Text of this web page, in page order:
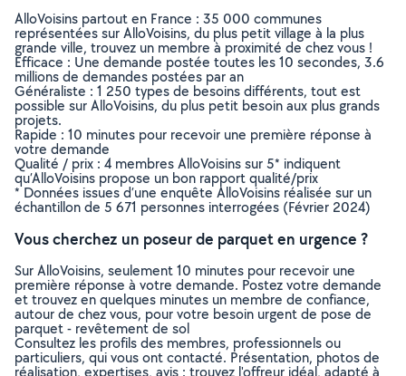
AlloVoisins partout en France : 35 000 communes
représentées sur AlloVoisins, du plus petit village à la plus
grande ville, trouvez un membre à proximité de chez vous !
Efficace : Une demande postée toutes les 10 secondes, 3.6
millions de demandes postées par an
Généraliste : 1 250 types de besoins différents, tout est
possible sur AlloVoisins, du plus petit besoin aux plus grands
projets.
Rapide : 10 minutes pour recevoir une première réponse à
votre demande
Qualité / prix : 4 membres AlloVoisins sur 5* indiquent
qu’AlloVoisins propose un bon rapport qualité/prix
* Données issues d’une enquête AlloVoisins réalisée sur un
échantillon de 5 671 personnes interrogées (Février 2024)
Vous cherchez un poseur de parquet en urgence ?
Sur AlloVoisins, seulement 10 minutes pour recevoir une
première réponse à votre demande. Postez votre demande
et trouvez en quelques minutes un membre de confiance,
autour de chez vous, pour votre besoin urgent de pose de
parquet - revêtement de sol
Consultez les profils des membres, professionnels ou
particuliers, qui vous ont contacté. Présentation, photos de
réalisation, expertises, avis : trouvez l'offreur idéal, adapté à